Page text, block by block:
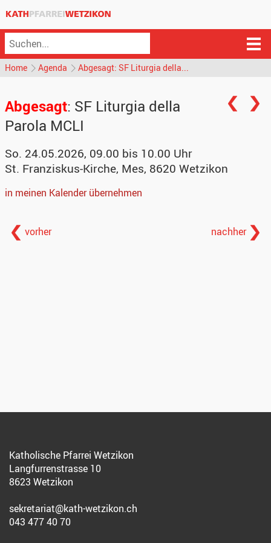
Home Agenda Abgesagt: SF Liturgia della...
Abgesagt: SF Liturgia della
Parola MCLI
So. 24.05.2026, 09.00 bis 10.00 Uhr
St. Franziskus-Kirche, Mes, 8620 Wetzikon
in meinen Kalender übernehmen
vorher nachher
Katholische Pfarrei Wetzikon
Langfurrenstrasse 10
8623 Wetzikon
sekretariat@kath-wetzikon.ch
043 477 40 70